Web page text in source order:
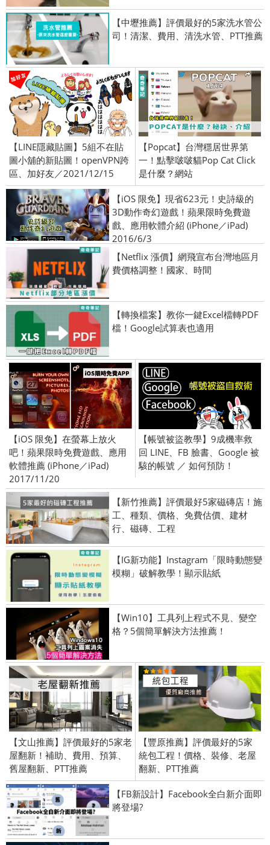
【中壢推薦】評價最好的5家洗水管公
司！清潔、費用、清洗水管、PTT推薦
【LINE隱藏貼圖】5組不在貼
圖小舖的新貼圖！openVPN跨
區、加好友／2021/12/15
【Popcat】台灣穩居世界第
一！點擊啵啵貓Pop Cat Click
是什麼？網站
【iOS 限免】現省623元！史詩級的
3D動作奇幻遊戲！蘋果限時免費遊
戲、應用軟體介紹 (iPhone／iPad)
2016/6/3
【Netflix 漲價】網飛宣布台灣地區月
費價格調整！國家、時間
【轉換檔案】教你一鍵Excel檔轉PDF
檔！Google試算表也適用
【iOS 限免】在螢幕上放火
吧！蘋果限時免費遊戲、應用
軟體推薦 (iPhone／iPad)
2017/11/20
【帳號被盜教學】9成機率救
回 LINE、FB 臉書、Google 被
駭的帳號 ／ 如何預防！
【新竹推薦】評價最好5家磁磚店！施
工、種類、價格、免費估價、建材
行、磁磚、工程
【IG新功能】Instagram「限時動態變
模糊」破解教學！顯示貼紙
【Win10】工具列上程式不見、變空
格？5個簡單解決方法推薦！
【文山推薦】評價最好的5家老
屋翻新！補助、費用、預算、
舊屋翻新、PTT推薦
【豐原推薦】評價最好的5家
統包工程！價格、裝修、老屋
翻新、PTT推薦
【FB新設計】Facebook全白新介面即
將登場?